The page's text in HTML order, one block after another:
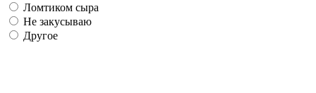
Ломтиком сыра
Не закусываю
Другое